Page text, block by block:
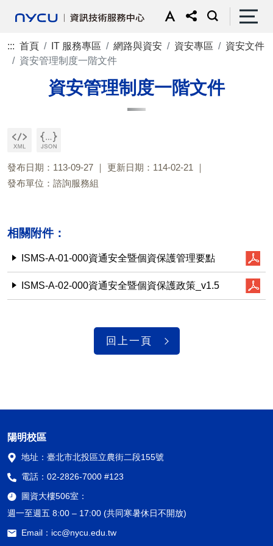
::: 首頁 IT 服務專區 網路與資安 資安專區
資安文件
資安管理制度一階文件
資安管理制度一階文件
發布日期：113-09-27
更新日期：114-02-21
發布單位：諮詢服務組
相關附件：
ISMS-A-01-000資通安全暨個資保護管理要點
ISMS-A-02-000資通安全暨個資保護政策_v1.5
回上一頁
陽明校區
地址： 臺北市北投區立農街二段155號
電話： 02-2826-7000 #123
圖資大樓506室：
週一至週五 8:00 – 17:00 (共同寒暑休日不開放)
Email： icc@nycu.edu.tw